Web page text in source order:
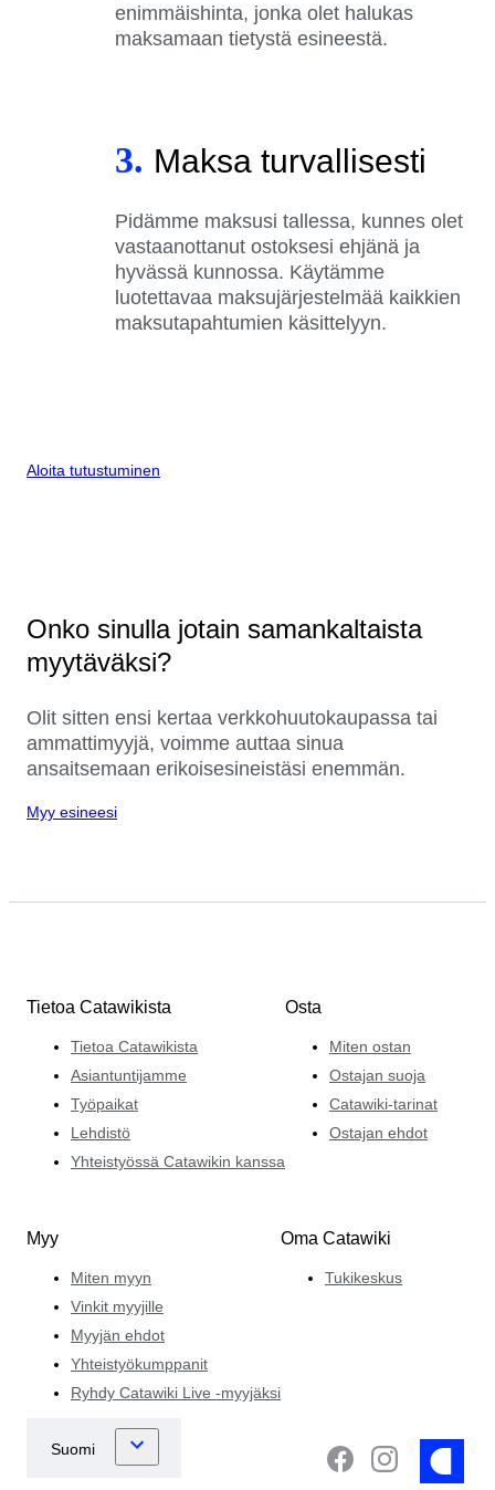
enimmäishinta, jonka olet halukas
maksamaan tietystä esineestä.
3. Maksa turvallisesti
Pidämme maksusi tallessa, kunnes olet
vastaanottanut ostoksesi ehjänä ja
hyvässä kunnossa. Käytämme
luotettavaa maksujärjestelmää kaikkien
maksutapahtumien käsittelyyn.
Aloita tutustuminen
Onko sinulla jotain samankaltaista
myytäväksi?
Olit sitten ensi kertaa verkkohuutokaupassa tai
ammattimyyjä, voimme auttaa sinua
ansaitsemaan erikoisesineistäsi enemmän.
Myy esineesi
Tietoa Catawikista
Tietoa Catawikista
Asiantuntijamme
Työpaikat
Lehdistö
Yhteistyössä Catawikin kanssa
Osta
Miten ostan
Ostajan suoja
Catawiki-tarinat
Ostajan ehdot
Myy
Miten myyn
Vinkit myyjille
Myyjän ehdot
Yhteistyökumppanit
Ryhdy Catawiki Live -myyjäksi
Oma Catawiki
Tukikeskus